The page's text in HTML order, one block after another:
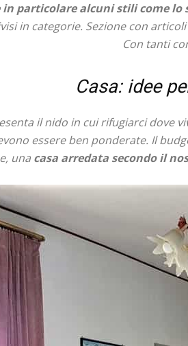
in particolare alcuni stili come
in categorie. Sezione con
Con tanti
Casa: idee
il nido in cui rifugiarci dove
essere ben ponderate. Il
una casa arredata secondo il